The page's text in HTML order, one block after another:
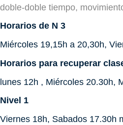
doble-doble tiempo,
Horarios de N 3
Miércoles 19,15h a 20,30h,
Horarios para recuperar
lunes 12h , Miércoles 20.30h,
Nivel 1
Viernes 18h, Sabados 17.30h